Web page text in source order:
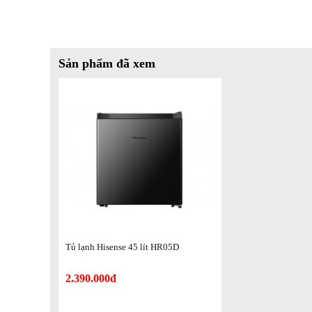
Sản phẩm đã xem
Tủ lạnh Hisense 45 lít HR05D
2.390.000đ